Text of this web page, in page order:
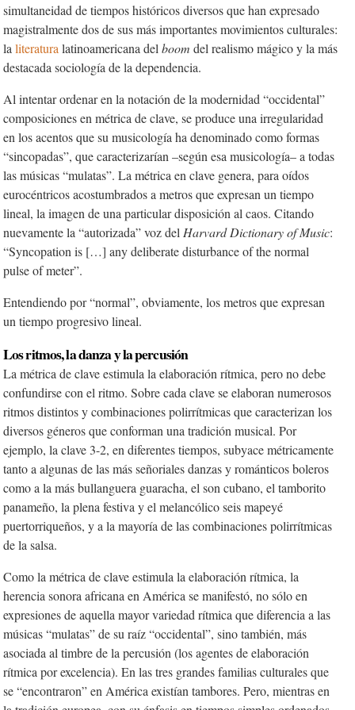
simultaneidad de tiempos históricos diversos que han expresado
magistralmente dos de sus más importantes movimientos culturales:
la literatura latinoamericana del boom del realismo mágico y la más
destacada sociología de la dependencia.
Al intentar ordenar en la notación de la modernidad “occidental”
composiciones en métrica de clave, se produce una irregularidad
en los acentos que su musicología ha denominado como formas
“sincopadas”, que caracterizarían –según esa musicología– a todas
las músicas “mulatas”. La métrica en clave genera, para oídos
eurocéntricos acostumbrados a metros que expresan un tiempo
lineal, la imagen de una particular disposición al caos. Citando
nuevamente la “autorizada” voz del Harvard Dictionary of Music:
“Syncopation is […] any deliberate disturbance of the normal
pulse of meter”.
Entendiendo por “normal”, obviamente, los metros que expresan
un tiempo progresivo lineal.
Los ritmos, la danza y la percusión
La métrica de claveestimula la elaboración rítmica, pero no debe
confundirse con el ritmo. Sobre cada clave se elaboran numerosos
ritmos distintos y combinaciones polirrítmicas que caracterizan los
diversos géneros que conforman una tradición musical. Por
ejemplo, la clave 3-2, en diferentes tiempos, subyace métricamente
tanto a algunas de las más señoriales danzas y románticos boleros
como a la más bullanguera guaracha, el son cubano, el tamborito
panameño, la plena festiva y el melancólico seis mapeyé
puertorriqueños, y a la mayoría de las combinaciones polirrítmicas
de la salsa.
Como la métrica de claveestimula la elaboración rítmica, la
herencia sonora africana en América se manifestó, no sólo en
expresiones de aquella mayor variedad rítmica que diferencia a las
músicas “mulatas” de su raíz “occidental”, sino también, más
asociada al timbre de la percusión (los agentes de elaboración
rítmica por excelencia). En las tres grandes familias culturales que
se “encontraron” en América existían tambores. Pero, mientras en